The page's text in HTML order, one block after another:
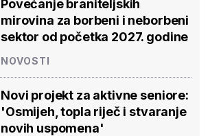
Povećanje braniteljskih
mirovina za borbeni i neborbeni
sektor od početka 2027. godine
NOVOSTI
Novi projekt za aktivne seniore:
'Osmijeh, topla riječ i stvaranje
novih uspomena'